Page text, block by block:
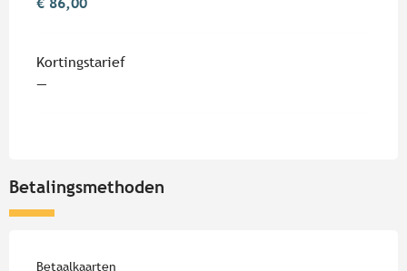
Kortingstarief
—
Betalingsmethoden
Betaalkaarten